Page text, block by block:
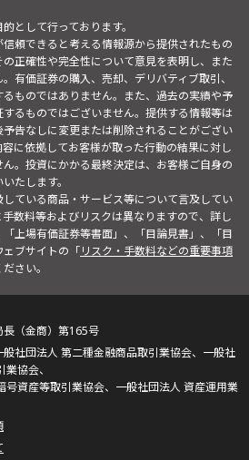
として行っております。
頼できると考える情報源から提供されたもの
正確性や完全性について意見を表明し、また
有価証券の購入、売却、デリバティブ取引、
ものではありません。また、過去の実績や予
るものではございません。提供する情報等は
告なしに変更または削除されることがござい
に依拠してお客様が取った行動の結果に対し
。投資にかかる最終決定は、お客様ご自身の
たします。
ている商品・サービス等について言及してい
数料等およびリスクは異なりますので、詳し
上場有価証券等書面」、「目論見書」、「目
ブサイトの「リスク・手数料などの重要事項
さい。
（金商）第165号
社団法人 第二種金融商品取引業協会、一般社
協会、
号資産等取引業協会、一般社団法人 資産運用業